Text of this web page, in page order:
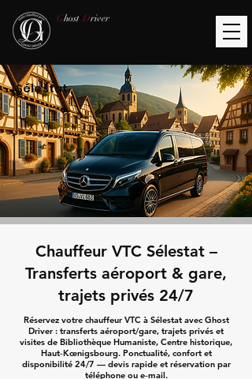
Ghost Driver
Sélestat
Chauffeur VTC Sélestat –
Transferts aéroport & gare,
trajets privés 24/7
Réservez votre chauffeur VTC à Sélestat avec Ghost
Driver : transferts aéroport/gare, trajets privés et
visites de Bibliothèque Humaniste, Centre historique,
Haut‑Kœnigsbourg. Ponctualité, confort et
disponibilité 24/7 — devis rapide et réservation par
téléphone ou e‑mail.